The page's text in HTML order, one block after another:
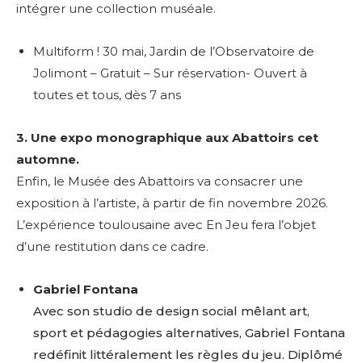
intégrer une collection muséale.
Multiform ! 30 mai, Jardin de l’Observatoire de
Jolimont – Gratuit – Sur réservation- Ouvert à
toutes et tous, dès 7 ans
3. Une expo monographique aux Abattoirs cet
automne.
Enfin, le Musée des Abattoirs va consacrer une
exposition à l’artiste, à partir de fin novembre 2026.
L’expérience toulousaine avec En Jeu fera l’objet
d’une restitution dans ce cadre.
Gabriel Fontana
Avec son studio de design social mêlant art,
sport et pédagogies alternatives, Gabriel Fontana
redéfinit littéralement les règles du jeu. Diplômé